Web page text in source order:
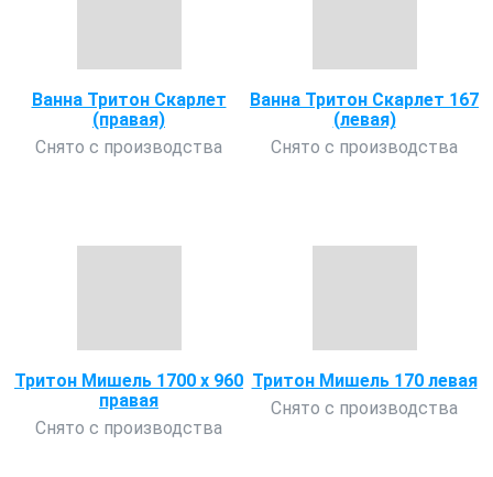
Ванна Тритон Скарлет
(правая)
Снято с производства
Ванна Тритон Скарлет 167
(левая)
Снято с производства
Тритон Мишель 1700 х 960
правая
Снято с производства
Тритон Мишель 170 левая
Снято с производства